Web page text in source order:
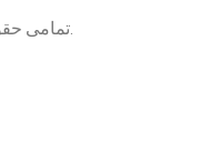
© 2025 تمامی حقوق برای دوریکا محفوظ است.